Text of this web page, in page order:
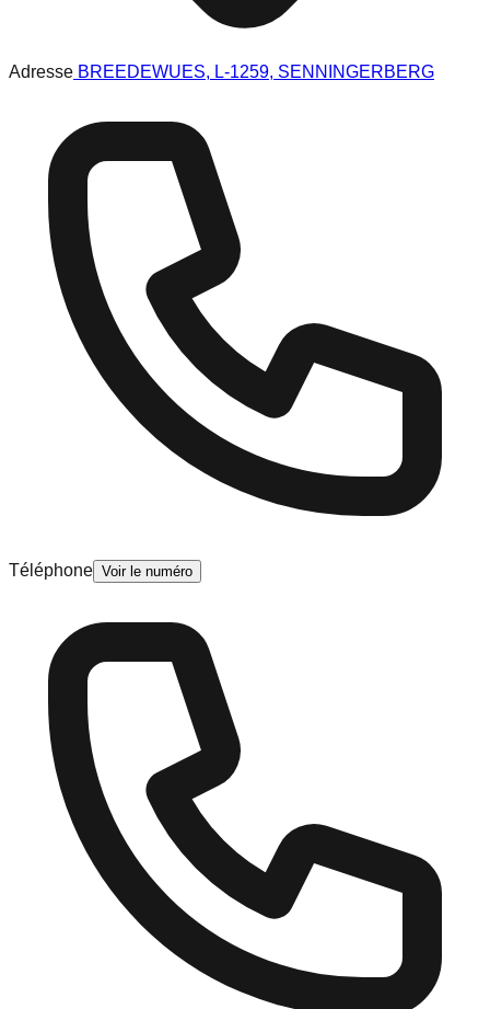
Adresse BREEDEWUES, L-1259, SENNINGERBERG
Téléphone Voir le numéro